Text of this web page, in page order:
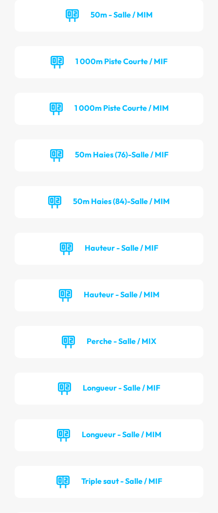
50m - Salle / MIM
1 000m Piste Courte / MIF
1 000m Piste Courte / MIM
50m Haies (76)-Salle / MIF
50m Haies (84)-Salle / MIM
Hauteur - Salle / MIF
Hauteur - Salle / MIM
Perche - Salle / MIX
Longueur - Salle / MIF
Longueur - Salle / MIM
Triple saut - Salle / MIF